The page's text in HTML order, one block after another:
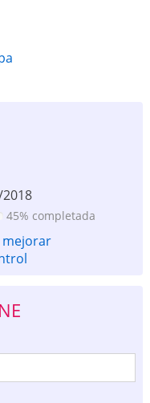
45% completada
mejorar